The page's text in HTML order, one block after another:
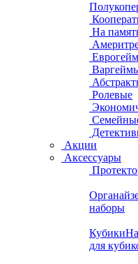
На
Ролевые
Акции
Аксессуары
наборы
Кубики
для